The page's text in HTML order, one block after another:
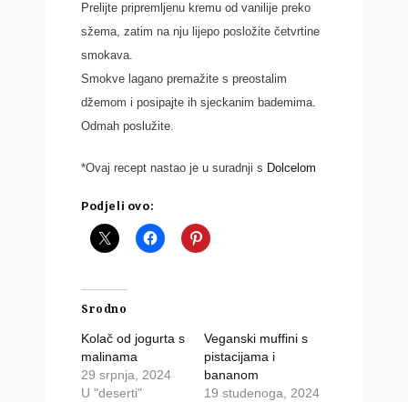
Prelijte pripremljenu kremu od vanilije preko
sžema, zatim na nju lijepo posložite četvrtine
smokava.
Smokve lagano premažite s preostalim
džemom i posipajte ih sjeckanim bademima.
Odmah poslužite.
*Ovaj recept nastao je u suradnji s Dolcelom
Podjeli ovo:
Srodno
Kolač od jogurta s
malinama
29 srpnja, 2024
U "deserti"
Veganski muffini s
pistacijama i
bananom
19 studenoga, 2024